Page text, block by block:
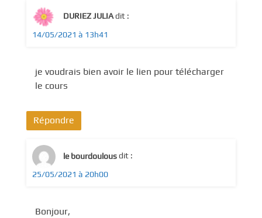
DURIEZ JULIAdit :
14/05/2021 à 13h41
je voudrais bien avoir le lien pour télécharger
le cours
Répondre
le bourdoulousdit :
25/05/2021 à 20h00
Bonjour,